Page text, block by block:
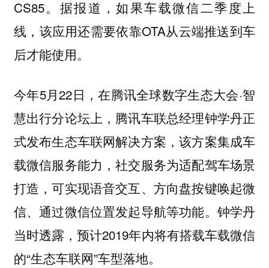
CS85。据报道，如果车载微信二季度上
线，该应用还需要依靠OTA从云端推送到车
后才能使用。
今年5月22日，在腾讯全球数字生态大会·智
慧出行分论坛上，腾讯车联总经理钟学丹正
式发布生态车联网解决方案，该方案集成车
载微信服务能力，社交服务为适配驾车场景
打造，可实现语音交互、方向盘按键唤起微
信、通过微信位置发起导航等功能。钟学丹
当时透露，预计2019年内将有搭载车载微信
的“生态车联网”车型落地。